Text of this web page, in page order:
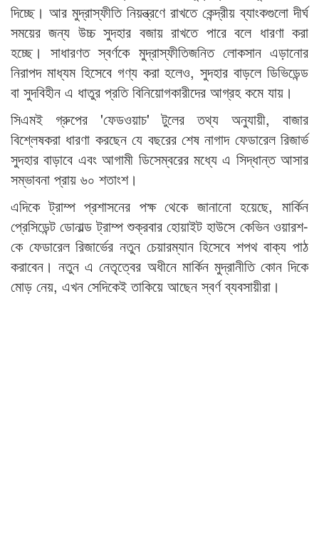
দিচ্ছে। আর মুদ্রাস্ফীতি নিয়ন্ত্রণে রাখতে কেন্দ্রীয় ব্যাংকগুলো দীর্ঘ
সময়ের জন্য উচ্চ সুদহার বজায় রাখতে পারে বলে ধারণা করা
হচ্ছে। সাধারণত স্বর্ণকে মুদ্রাস্ফীতিজনিত লোকসান এড়ানোর
নিরাপদ মাধ্যম হিসেবে গণ্য করা হলেও, সুদহার বাড়লে ডিভিডেন্ড
বা সুদবিহীন এ ধাতুর প্রতি বিনিয়োগকারীদের আগ্রহ কমে যায়।
সিএমই গ্রুপের 'ফেডওয়াচ' টুলের তথ্য অনুযায়ী, বাজার
বিশ্লেষকরা ধারণা করছেন যে বছরের শেষ নাগাদ ফেডারেল রিজার্ভ
সুদহার বাড়াবে এবং আগামী ডিসেম্বরের মধ্যে এ সিদ্ধান্ত আসার
সম্ভাবনা প্রায় ৬০ শতাংশ।
এদিকে ট্রাম্প প্রশাসনের পক্ষ থেকে জানানো হয়েছে, মার্কিন
প্রেসিডেন্ট ডোনাল্ড ট্রাম্প শুক্রবার হোয়াইট হাউসে কেভিন ওয়ারশ-
কে ফেডারেল রিজার্ভের নতুন চেয়ারম্যান হিসেবে শপথ বাক্য পাঠ
করাবেন। নতুন এ নেতৃত্বের অধীনে মার্কিন মুদ্রানীতি কোন দিকে
মোড় নেয়, এখন সেদিকেই তাকিয়ে আছেন স্বর্ণ ব্যবসায়ীরা।